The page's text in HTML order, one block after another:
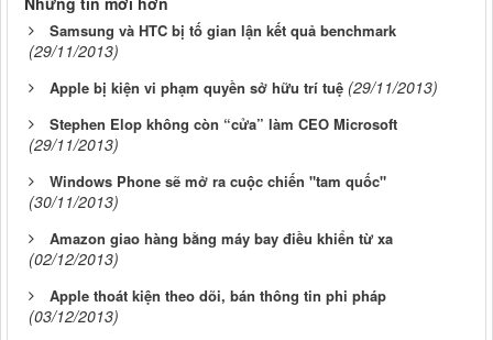
Samsung và HTC bị tố gian lận kết quả benchmark
(29/11/2013)
Apple bị kiện vi phạm quyền sở hữu trí tuệ (29/11/2013)
Stephen Elop không còn “cửa” làm CEO Microsoft
(29/11/2013)
Windows Phone sẽ mở ra cuộc chiến "tam quốc"
(30/11/2013)
Amazon giao hàng bằng máy bay điều khiển từ xa
(02/12/2013)
Apple thoát kiện theo dõi, bán thông tin phi pháp
(03/12/2013)